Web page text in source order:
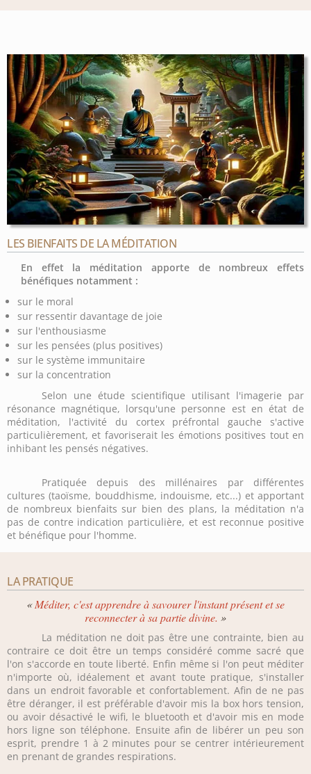
LES BIENFAITS DE LA MÉDITATION
En effet la méditation apporte de nombreux effets
bénéfiques notamment :
sur le moral
sur ressentir davantage de joie
sur l'enthousiasme
sur les pensées (plus positives)
sur le système immunitaire
sur la concentration
Selon une étude scientifique utilisant l'imagerie par
résonance magnétique, lorsqu'une personne est en état de
méditation, l'activité du cortex préfrontal gauche s'active
particulièrement, et favoriserait les émotions positives tout en
inhibant les pensés négatives.
Pratiquée depuis des millénaires par différentes
cultures (taoïsme, bouddhisme, indouisme, etc...) et apportant
de nombreux bienfaits sur bien des plans, la méditation n'a
pas de contre indication particulière, et est reconnue positive
et bénéfique pour l'homme.
LA PRATIQUE
«Méditer, c'est apprendre à savourer l'instant présent et se
reconnecter à sa partie divine. »
La méditation ne doit pas être une contrainte, bien au
contraire ce doit être un temps considéré comme sacré que
l'on s'accorde en toute liberté. Enfin même si l'on peut méditer
n'importe où, idéalement et avant toute pratique, s'installer
dans un endroit favorable et confortablement. Afin de ne pas
être déranger, il est préférable d'avoir mis la box hors tension,
ou avoir désactivé le wifi, le bluetooth et d'avoir mis en mode
hors ligne son téléphone. Ensuite afin de libérer un peu son
esprit, prendre 1 à 2 minutes pour se centrer intérieurement
en prenant de grandes respirations.